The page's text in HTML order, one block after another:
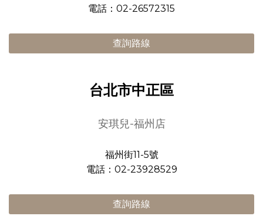
電話：02-26572315
查詢路線
台北市中正區
安琪兒-福州店
福州街11-5號
電話：02-23928529
查詢路線